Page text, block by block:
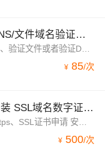
SSL证书申请服务 DNS/文件域名验证指导 证书申请 证书安装
证书类型和品牌选购指导、验证文件或者验证DNS字符串信息的部署、域名验证完成后的人工检测，证书安装配置在套餐里面，请仔细阅读产品说明，以免产生不必要的操作。购买此服务即送CIM证书管理工具，详询店铺客服人员。
¥ 85/次
证书配置 SSL证书安装 SSL域名数字证书 微信小程序HTTPS解决 SSL证书申请 证书配置服务
¥ 500/次